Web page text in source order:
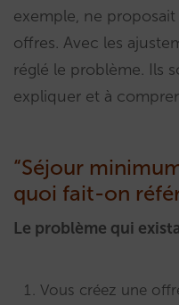
exemple, ne
offres. Avec les
réglé le problème. Ils
expliquer et à
“Séjour
quoi fait-on
Le problème qui
Vous créez une